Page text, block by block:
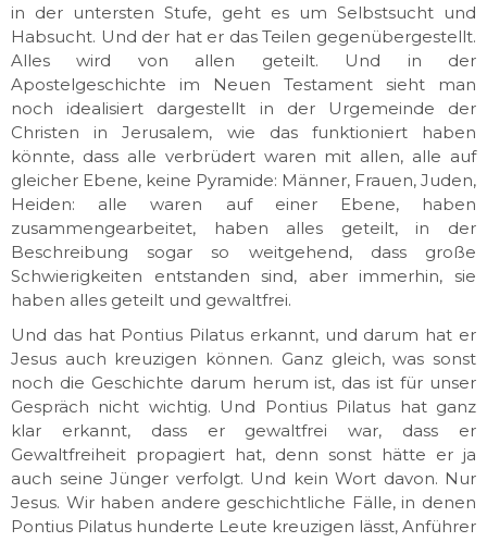
in der untersten Stufe, geht es um Selbstsucht und
Habsucht. Und der hat er das Teilen gegenübergestellt.
Alles wird von allen geteilt. Und in der
Apostelgeschichte im Neuen Testament sieht man
noch idealisiert dargestellt in der Urgemeinde der
Christen in Jerusalem, wie das funktioniert haben
könnte, dass alle verbrüdert waren mit allen, alle auf
gleicher Ebene, keine Pyramide: Männer, Frauen, Juden,
Heiden: alle waren auf einer Ebene, haben
zusammengearbeitet, haben alles geteilt, in der
Beschreibung sogar so weitgehend, dass große
Schwierigkeiten entstanden sind, aber immerhin, sie
haben alles geteilt und gewaltfrei.
Und das hat Pontius Pilatus erkannt, und darum hat er
Jesus auch kreuzigen können. Ganz gleich, was sonst
noch die Geschichte darum herum ist, das ist für unser
Gespräch nicht wichtig. Und Pontius Pilatus hat ganz
klar erkannt, dass er gewaltfrei war, dass er
Gewaltfreiheit propagiert hat, denn sonst hätte er ja
auch seine Jünger verfolgt. Und kein Wort davon. Nur
Jesus. Wir haben andere geschichtliche Fälle, in denen
Pontius Pilatus hunderte Leute kreuzigen lässt, Anführer